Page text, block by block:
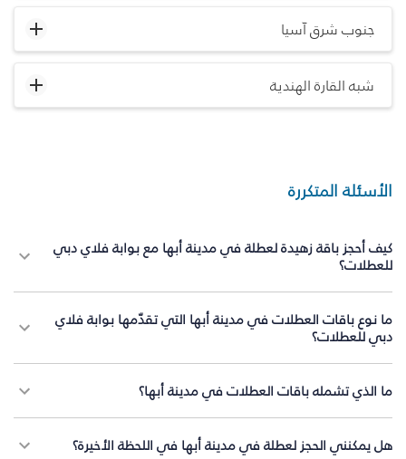
جنوب شرق آسيا
شبه القارة الهندية
الأسئلة المتكررة
كيف أحجز باقة زهيدة لعطلة في مدينة أبها مع بوابة فلاي دبي
للعطلات؟
ما نوع باقات العطلات في مدينة أبها التي تقدّمها بوابة فلاي
دبي للعطلات؟
ما الذي تشمله باقات العطلات في مدينة أبها؟
هل يمكنني الحجز لعطلة في مدينة أبها في اللحظة الأخيرة؟